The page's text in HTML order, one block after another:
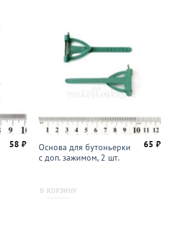
58₽
Основа для бутоньерки
с доп. зажимом, 2 шт.
65₽
В КОРЗИНУ